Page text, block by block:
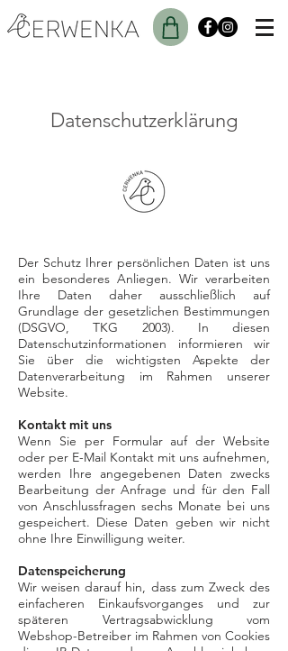
Datenschutzerklärung
Der Schutz Ihrer persönlichen Daten ist uns
ein besonderes Anliegen. Wir verarbeiten
Ihre Daten daher ausschließlich auf
Grundlage der gesetzlichen Bestimmungen
(DSGVO, TKG 2003). In diesen
Datenschutzinformationen informieren wir
Sie über die wichtigsten Aspekte der
Datenverarbeitung im Rahmen unserer
Website.
Kontakt mit uns
Wenn Sie per Formular auf der Website
oder per E-Mail Kontakt mit uns aufnehmen,
werden Ihre angegebenen Daten zwecks
Bearbeitung der Anfrage und für den Fall
von Anschlussfragen sechs Monate bei uns
gespeichert. Diese Daten geben wir nicht
ohne Ihre Einwilligung weiter.
Datenspeicherung
Wir weisen darauf hin, dass zum Zweck des
einfacheren Einkaufsvorganges und zur
späteren Vertragsabwicklung vom
Webshop-Betreiber im Rahmen von Cookies